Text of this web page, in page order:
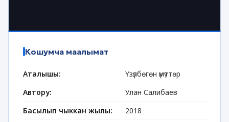
Кошумча маалымат
Аталышы:
Үзүлбөгөн үмүттөр
Автору:
Улан Салибаев
Басылып чыккан жылы:
2018